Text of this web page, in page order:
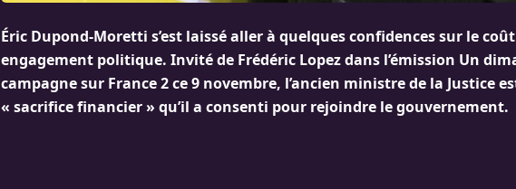
Éric Dupond-Moretti s’est laissé aller à quelques confidences sur le
engagement politique. Invité de Frédéric Lopez dans l’émission Un
campagne sur France 2 ce 9 novembre, l’ancien ministre de la Justice
« sacrifice financier » qu’il a consenti pour rejoindre le gouvernement.